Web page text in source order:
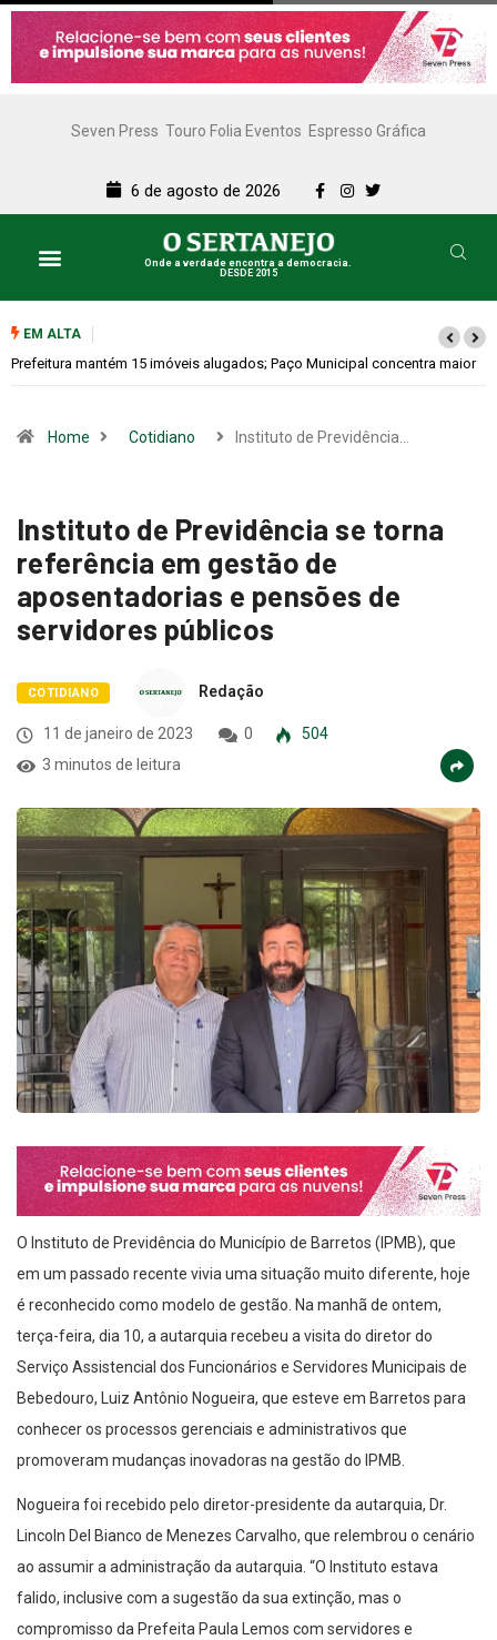
Seven Press Touro Folia Eventos Espresso Gráfica
6 de agosto de 2026
Onde a verdade encontra a democracia.
DESDE 2015
EM ALTA
Colina promove 1º Fórum de Turismo para discutir desenvolvimento
Home Cotidiano Instituto de Previdência…
Instituto de Previdência se torna
referência em gestão de
aposentadorias e pensões de
servidores públicos
COTIDIANO Redação
11 de janeiro de 2023 0
504
3 minutos de leitura
O Instituto de Previdência do Município de Barretos (IPMB), que
em um passado recente vivia uma situação muito diferente, hoje
é reconhecido como modelo de gestão. Na manhã de ontem,
terça-feira, dia 10, a autarquia recebeu a visita do diretor do
Serviço Assistencial dos Funcionários e Servidores Municipais de
Bebedouro, Luiz Antônio Nogueira, que esteve em Barretos para
conhecer os processos gerenciais e administrativos que
promoveram mudanças inovadoras na gestão do IPMB.
Nogueira foi recebido pelo diretor-presidente da autarquia, Dr.
Lincoln Del Bianco de Menezes Carvalho, que relembrou o cenário
ao assumir a administração da autarquia. “O Instituto estava
falido, inclusive com a sugestão da sua extinção, mas o
compromisso da Prefeita Paula Lemos com servidores e